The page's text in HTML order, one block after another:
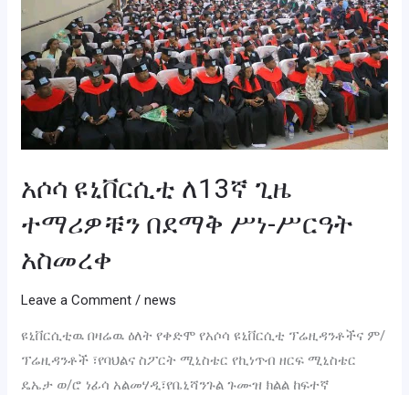
አሶሳ ዩኒቨርሲቲ ለ13ኛ ጊዜ
ተማሪዎቹን በደማቅ ሥነ-ሥርዓት
አስመረቀ
Leave a Comment /news
ዩኒቨርሲቲዉ በዛሬዉ ዕለት የቀድሞ የአሶሳ ዩኒቨርሲቲ ፕሬዚዳንቶችና ም/
ፕሬዚዳንቶች ፣የባህልና ስፖርት ሚኒስቴር የኪነጥብ ዘርፍ ሚኒስቴር
ዴኤታ ወ/ሮ ነፊሳ አልመሃዲ፣የቤኒሻንጉል ጉሙዝ ክልል ከፍተኛ
ተማሪዎቹን
በደማቅ
ሥነ-
ሥርዓት
አስመረቀ